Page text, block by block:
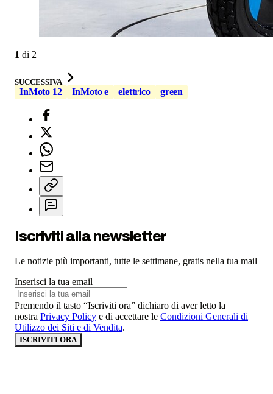
1 di 2
SUCCESSIVA
InMoto 12 InMoto e elettrico green
Iscriviti alla newsletter
Le notizie più importanti, tutte le settimane, gratis nella tua mail
Inserisci la tua email
Premendo il tasto “Iscriviti ora” dichiaro di aver letto la
nostra Privacy Policy e di accettare le Condizioni Generali di
Utilizzo dei Siti e di Vendita.
ISCRIVITI ORA